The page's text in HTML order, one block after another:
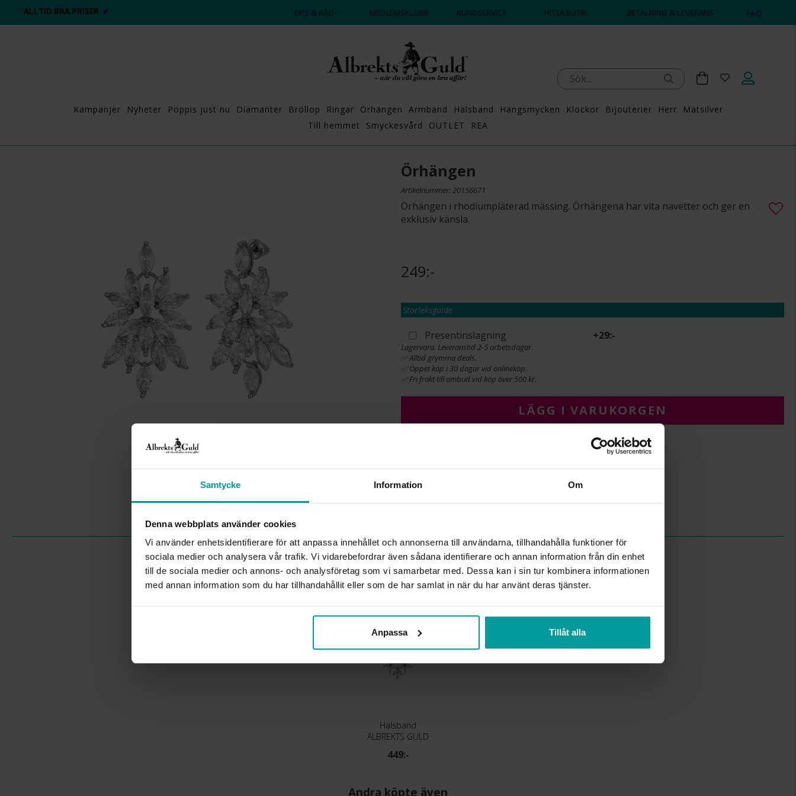
Samtycke Information Om
Denna webbplats använder cookies
Vi använder enhetsidentifierare för att anpassa innehållet och annonserna till användarna, tillhandahålla funktioner för
sociala medier och analysera vår trafik. Vi vidarebefordrar även sådana identifierare och annan information från din enhet
till de sociala medier och annons- och analysföretag som vi samarbetar med. Dessa kan i sin tur kombinera informationen
med annan information som du har tillhandahållit eller som de har samlat in när du har använt deras tjänster.
Anpassa Tillåt alla
ALLTID BRA PRISER ✔ DAGS ATT POPPA?
TIPS & RÅD MEDLEMSKLUBB KUNDSERVICE HITTA BUTIK BETALNING & LEVERANS FAQ
Kampanjer Nyheter Poppis just nu Diamanter Bröllop Ringar Örhängen Armband Halsband Hängsmycken Klockor Bijouterier Herr
Matsilver
Till hemmet
Smyckesvård OUTLET REA
Örhängen
Artikelnummer: 20156671
Örhängen i rhodiumpläterad mässing. Örhängena har vita navetter och ger en
exklusiv känsla.
249:-
Storleksguide
Presentinslagning +29:-
Lagervara. Leveranstid 2-5 arbetsdagar.
✅ Alltid grymma deals.
✅ Öppet köp i 30 dagar vid onlineköp.
✅ Fri frakt till ombud vid köp över 500 kr.
LÄGG I VARUKORGEN
DIAMETER CA (MM)
VARUMÄRKE
Albrekts Guld
Liknande produkter
Halsband
ALBREKTS GULD
449:-
Andra köpte även